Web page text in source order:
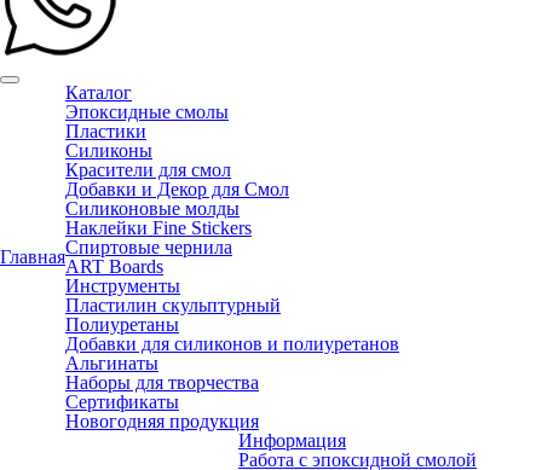
Главная
Каталог
Эпоксидные смолы
Пластики
Силиконы
Красители для смол
Добавки и Декор для Смол
Силиконовые молды
Наклейки Fine Stickers
Спиртовые чернила
ART Boards
Инструменты
Пластилин скульптурный
Полиуретаны
Добавки для силиконов и полиуретанов
Альгинаты
Наборы для творчества
Сертификаты
Новогодняя продукция
Информация
Работа с эпоксидной смолой